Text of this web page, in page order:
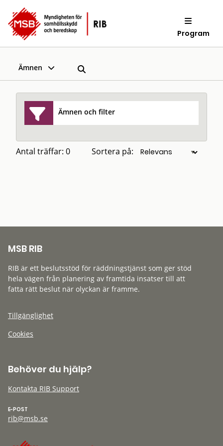
Program
Ämnen
Ämnen och filter
Antal träffar: 0 Sortera på:
MSB RIB
RIB är ett beslutsstöd för räddningstjänst som ger stöd
hela vägen från planering av framtida insatser till att
fatta rätt beslut när olyckan är framme.
Tillgänglighet
Cookies
Behöver du hjälp?
Kontakta RIB Support
E-POST
rib@msb.se